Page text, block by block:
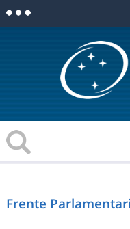
Frente